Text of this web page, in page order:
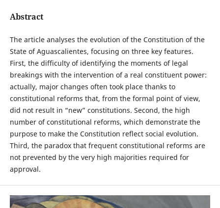
Abstract
The article analyses the evolution of the Constitution of the
State of Aguascalientes, focusing on three key features.
First, the difficulty of identifying the moments of legal
breakings with the intervention of a real constituent power:
actually, major changes often took place thanks to
constitutional reforms that, from the formal point of view,
did not result in “new” constitutions. Second, the high
number of constitutional reforms, which demonstrate the
purpose to make the Constitution reflect social evolution.
Third, the paradox that frequent constitutional reforms are
not prevented by the very high majorities required for
approval.